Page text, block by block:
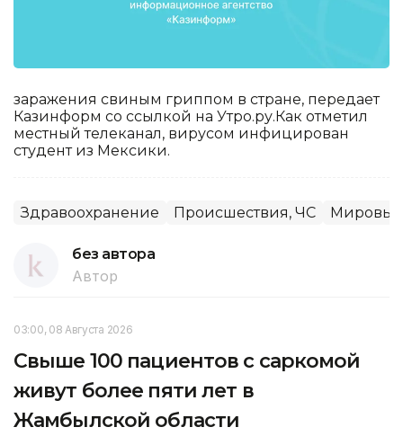
заражения свиным гриппом в стране, передает
Казинформ со ссылкой на Утро.ру.Как отметил
местный телеканал, вирусом инфицирован
студент из Мексики.
Здравоохранение Происшествия, ЧС Мировые
без автора
Автор
03:00, 08 Августа 2026
Свыше 100 пациентов с саркомой
живут более пяти лет в
Жамбылской области